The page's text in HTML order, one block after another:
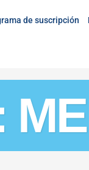
de suscripción